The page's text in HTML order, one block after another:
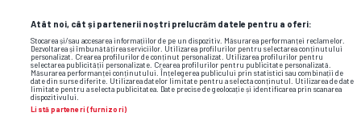
TOP ȘTIRI ȘTIRI SPORT
Atât noi, cât și partenerii noștri prelucrăm datele pentru a oferi:
Stocarea și/sau accesarea informațiilor de pe un dispozitiv. Măsurarea performanței reclamelor.
Dezvoltarea și îmbunătățirea serviciilor. Utilizarea profilurilor pentru selectarea conținutului
personalizat. Crearea profilurilor de conținut personalizat. Utilizarea profilurilor pentru
selectarea publicității personalizate. Crearea profilurilor pentru publicitate personalizată.
Măsurarea performanței conținutului. Înțelegerea publicului prin statistici sau combinații de
date din surse diferite. Utilizarea datelor limitate pentru a selecta conținutul. Utilizarea de date
limitate pentru a selecta publicitatea. Date precise de geolocație și identificarea prin scanarea
dispozitivului.
Listă parteneri (furnizori)